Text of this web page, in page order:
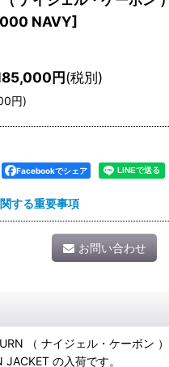
NAVY]
円(税別)
円)
Facebookでシェア
する重要事項
お問い合わせ
（ ナイジェル・ケーボン
JACKET の入荷です。